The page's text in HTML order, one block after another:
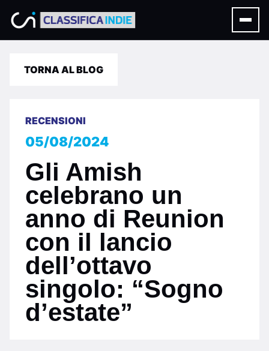
TORNA AL BLOG
RECENSIONI
05/08/2024
Gli Amish
celebrano un
anno di Reunion
con il lancio
dell’ottavo
singolo: “Sogno
d’estate”